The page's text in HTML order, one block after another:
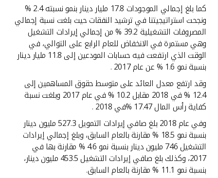
كما بلغ إجمالي الموجودات 17.8 مليار دينار بنمو نسبته 2.4 %
ونجحت استراتيجيتنا في ترشيد النفقات حيث بلغت نسبة إجمالي
المصروفات التشغيلية 39.2 % من إجمالي إيرادات التشغيل
وهي مستمرة في الانخفاض للعام الرابع على التوالي، في
الوقت الذي ارتفعت فيه حسابات المودعين إلى 11.8 مليار دينار
بنسبة نمو 1.6 % عن عام 2017 .
وقد ارتفع معدل العائد على متوسط حقوق المساهمين إلى
12.4 % في 2018 مقابل 10.2 % في عام 2017 وبلغت نسبة
كفاية رأس المال 17.47 %في 2018 .
وفي عام 2018 بلغ صافي إيرادات التمويل 527.3 مليون دينار
بنسبة نمو 18.5 % مقارنة بالعام السابق، وبلغ إجمالي إيرادات
التشغيل 746 مليون دينار بنسبة نمو 4.6 % مقارنة بها في
2017، وكذلك بلغ صافي إيرادات التشغيل 453.5 مليون دينار،
بنسبة نمو 11.1 % مقارنة بالعام السابق.